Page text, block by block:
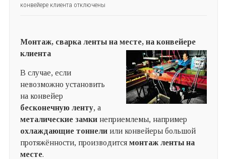
конвейере клиента отключены
Монтаж, сварка ленты на месте, на конвейере
клиента
В случае, если
невозможно установить
на конвейер
бесконечную ленту, а
металические замкинеприемлемы, например
охлаждающие тоннелиили конвейеры большой
протяжённости, производится монтаж ленты на
месте.